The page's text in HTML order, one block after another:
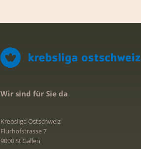
Wir sind für Sie da
Krebsliga Ostschweiz
Flurhofstrasse 7
9000 St.Gallen